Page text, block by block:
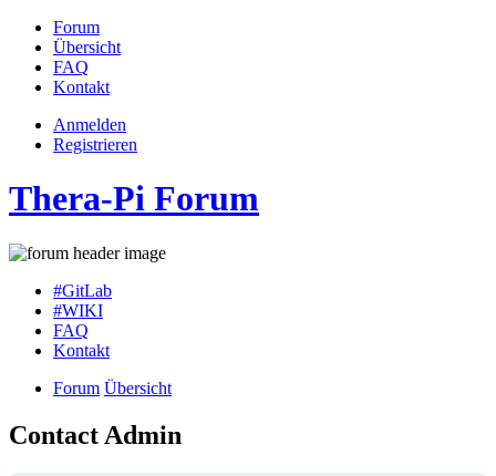
Forum
Übersicht
FAQ
Kontakt
Anmelden
Registrieren
Thera-Pi Forum
#GitLab
#WIKI
FAQ
Kontakt
Forum Übersicht
Contact Admin